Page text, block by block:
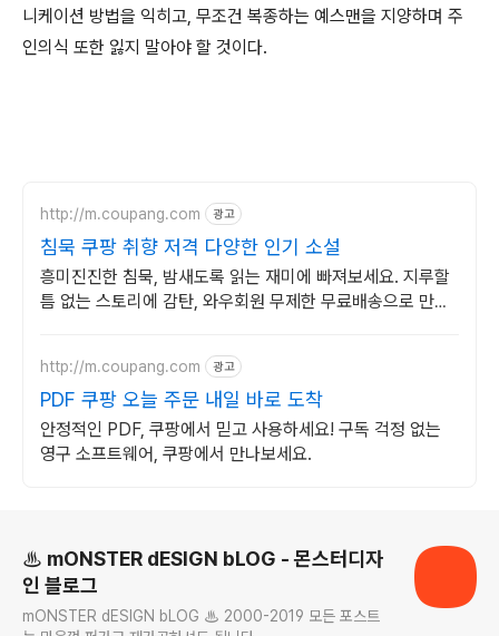
니케이션 방법을 익히고, 무조건 복종하는 예스맨을 지양하며 주
인의식 또한 잃지 말아야 할 것이다.
http://m.coupang.com 광고
침묵 쿠팡 취향 저격 다양한 인기 소설
흥미진진한 침묵, 밤새도록 읽는 재미에 빠져보세요. 지루할
틈 없는 스토리에 감탄, 와우회원 무제한 무료배송으로 만나
http://m.coupang.com 광고
PDF 쿠팡 오늘 주문 내일 바로 도착
안정적인 PDF, 쿠팡에서 믿고 사용하세요! 구독 걱정 없는
영구 소프트웨어, 쿠팡에서 만나보세요.
♨ mONSTER dESIGN bLOG - 몬스터디자
인 블로그
mONSTER dESIGN bLOG ♨ 2000-2019 모든 포스트